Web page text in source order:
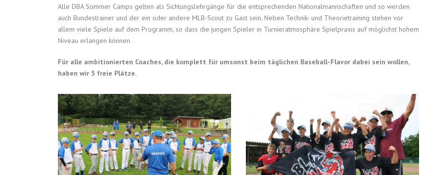
Alle DBA Sommer Camps gelten als Sichtungslehrgänge für die entsprechenden Nationalmannschaften und so werden
auch Bundestrainer und der ein oder andere MLB-Scout zu Gast sein. Neben Technik- und Theorietraining stehen vor
allem viele Spiele auf dem Programm, so dass die jungen Spieler in Turnieratmosphäre Spielpraxis auf möglichst hohem
Niveau erlangen können.
Für alle ambitionierten Coaches, die komplett für umsonst beim täglichen Baseball-Flavor dabei sein wollen,
haben wir 5 freie Plätze.